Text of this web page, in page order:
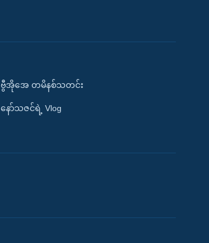
ဗွီအိုအေ တမိနစ်သတင်း
နော်သဇင်ရဲ့ Vlog